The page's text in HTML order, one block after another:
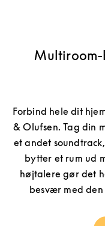
Forbind hele dit
& Olufsen. Tag din
et andet
bytter et rum ud
højtalere gør det
besvær med